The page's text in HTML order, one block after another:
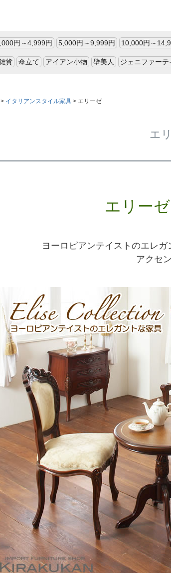
円～4,999円 5,000円～9,999円 10,000円～
貨 傘立て アイアン小物 壁美人 ジェニファーテ
イタリアンスタイル家具 エリーゼ
エ
エリー
ヨーロピアンテイストのエレガ
アクセ